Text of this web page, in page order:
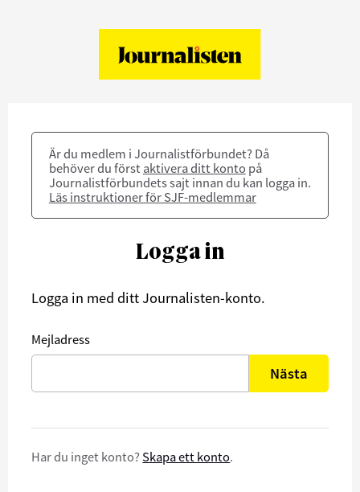
Är du medlem i Journalistförbundet? Då
behöver du först aktivera ditt konto på
Journalistförbundets sajt innan du kan logga in.
Läs instruktioner för SJF-medlemmar
Logga in
Logga in med ditt Journalisten-konto.
Mejladress
Nästa
Har du inget konto? Skapa ett konto.